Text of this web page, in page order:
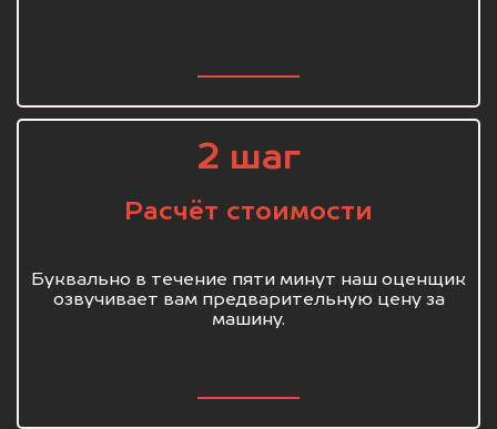
2 шаг
Расчёт стоимости
Буквально в течение пяти минут наш оценщик
озвучивает вам предварительную цену за
машину.